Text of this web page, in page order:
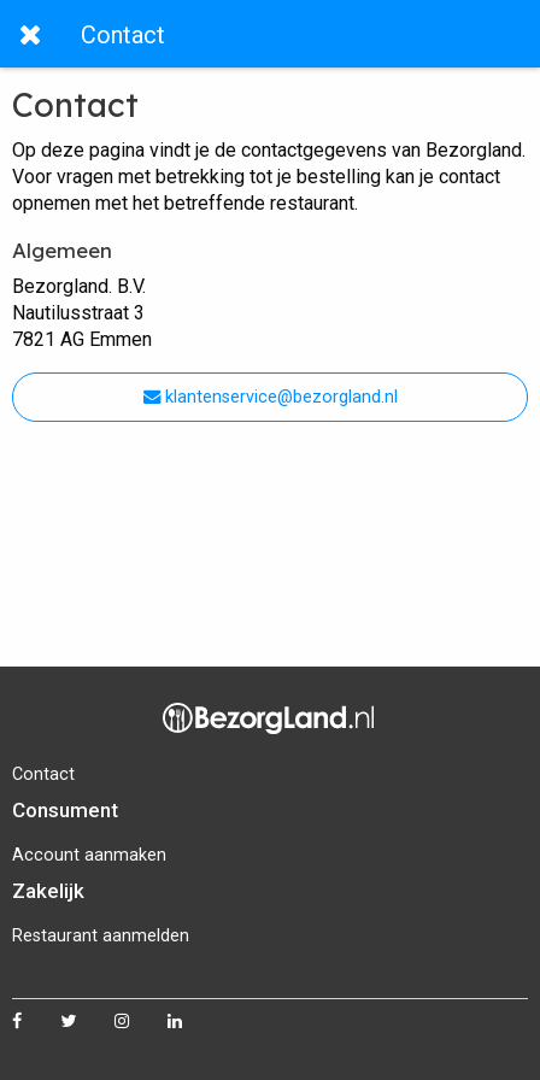
Contact
Contact
Op deze pagina vindt je de contactgegevens van Bezorgland.
Voor vragen met betrekking tot je bestelling kan je contact
opnemen met het betreffende restaurant.
Algemeen
Bezorgland. B.V.
Nautilusstraat 3
7821 AG Emmen
klantenservice@bezorgland.nl
Contact
Consument
Account aanmaken
Zakelijk
Restaurant aanmelden